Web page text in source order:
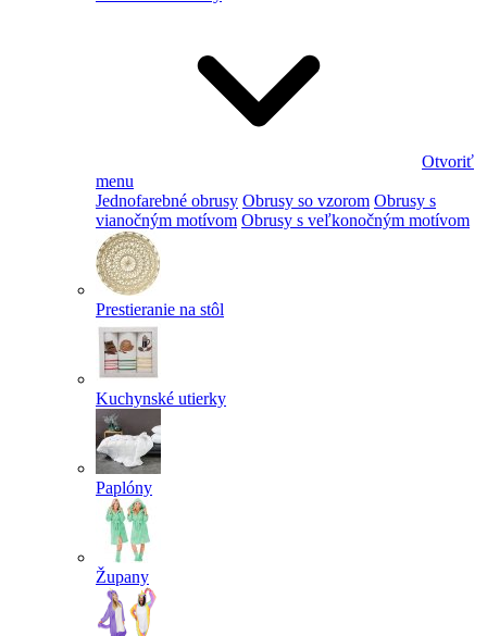
Otvoriť
menu
Jednofarebné obrusy Obrusy so vzorom Obrusy s
vianočným motívom Obrusy s veľkonočným motívom
Prestieranie na stôl
Kuchynské utierky
Paplóny
Župany